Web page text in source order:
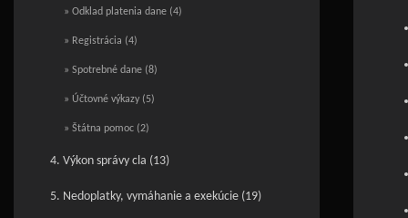
» Odklad platenia dane (4)
» Registrácia (4)
» Spotrebné dane (8)
» Účtovné výkazy (5)
» Štátna pomoc (2)
4. Výkon správy cla (13)
5. Nedoplatky, vymáhanie a exekúcie (19)